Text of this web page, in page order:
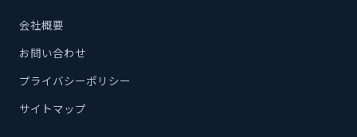
会社概要
お問い合わせ
プライバシーポリシー
サイトマップ